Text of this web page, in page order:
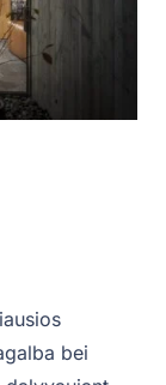
bei